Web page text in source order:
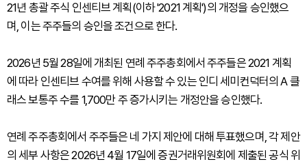
21년 총괄 주식 인센티브 계획(이하 '2021 계획')의 개정을 승인했으
며, 이는 주주들의 승인을 조건으로 한다.
2026년 5월 28일에 개최된 연례 주주총회에서 주주들은 2021 계획
에 따라 인센티브 수여를 위해 사용할 수 있는 인디 세미컨덕터의 A 클
래스 보통주 수를 1,700만 주 증가시키는 개정안을 승인했다.
연례 주주총회에서 주주들은 네 가지 제안에 대해 투표했으며, 각 제안
의 세부 사항은 2026년 4월 17일에 증권거래위원회에 제출된 공식 위